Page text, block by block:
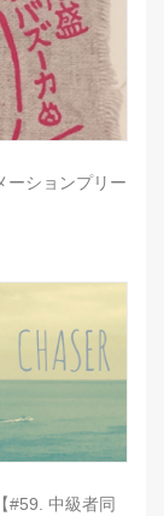
ーションプリー
#59. 中級者同